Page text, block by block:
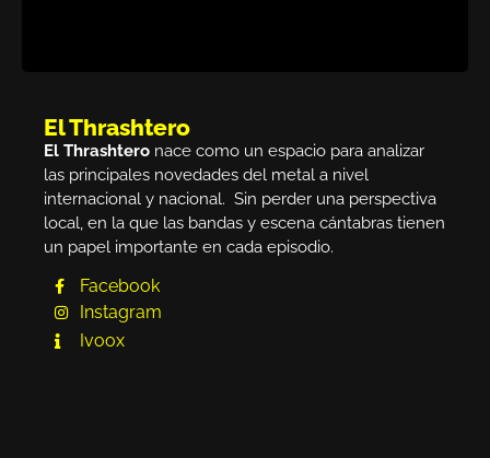
El Thrashtero
El Thrashtero nace como un espacio para analizar
las principales novedades del metal a nivel
internacional y nacional. Sin perder una perspectiva
local, en la que las bandas y escena cántabras tienen
un papel importante en cada episodio.
Facebook
Instagram
Ivoox